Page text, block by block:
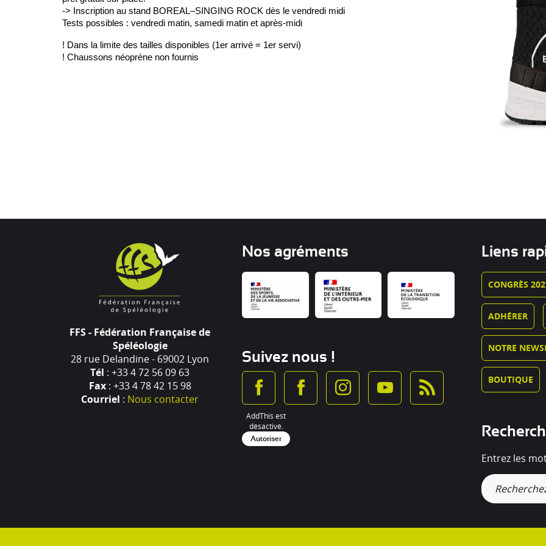
-> Inscription au stand BOREAL–SINGING ROCK dès le vendredi midi
Tests possibles : vendredi matin, samedi matin et après-midi
! Dans la limite des tailles disponibles (1er arrivé = 1er servi)
! Chaussons néoprène non fournis
FFS - Fédération Française de
Spéléologie
28 rue Delandine - 69002 Lyon
Tél : +33 4 72 56 09 63
Fax: +33 4 78 42 15 98
Courriel : Nous contacter
Nos agréments
Suivez nous !
AddThis est
désactivé.
Autoriser
Liens
CONGRÈS
ADHÉRER
NOTRE
BOUTIQUE
Entrez les